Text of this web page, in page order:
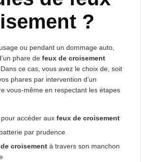
?
ou pendant un dommage auto,
phare de feux de croisement
ce cas, vous avez le choix de, soit
phares par intervention d’un
vous-même en respectant les étapes
accéder aux feux de croisement
par prudence
croisement à travers son manchon